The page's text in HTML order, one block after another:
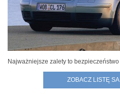
Najważniejsze zalety to
ZOBACZ LISTĘ